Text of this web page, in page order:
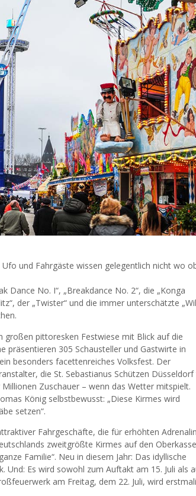
und Fahrgäste wissen gelegentlich nicht wo
Dance No. I“, „Breakdance No. 2“, die „Konga
der „Twister“ und die immer unterschätzte
großen pittoresken Festwiese mit Blick auf die
präsentieren 305 Schausteller und Gastwirte in
besonders facettenreiches Volksfest. Der
die St. Sebastianus Schützen Düsseldorf
Zuschauer – wenn das Wetter mitspielt.
König selbstbewusst: „Diese Kirmes wird
setzen“.
Fahrgeschäfte, die für erhöhten
zweitgrößte Kirmes auf den
Familie“. Neu in diesem Jahr: Das idyllische
Und: Es wird sowohl zum Auftakt am 15. Juli als
am Freitag, dem 22. Juli, wird